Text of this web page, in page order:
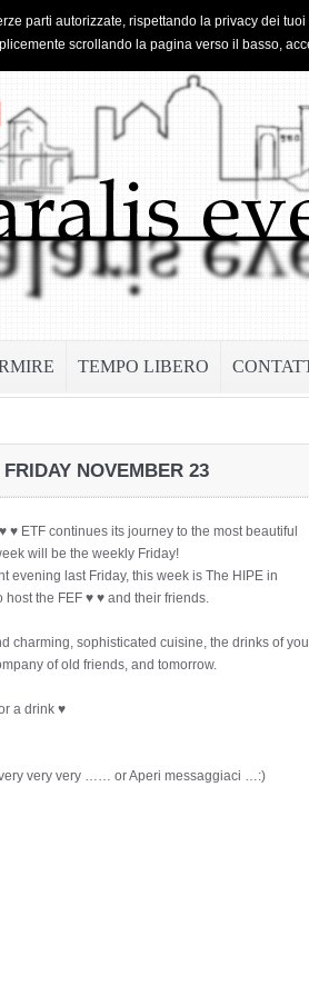
TEMPO LIBERO
NOVEMBER 23
♥ ETF continues its journey to the most beautiful
will be the weekly Friday!
evening last Friday, this week is The HIPE in
host the FEF ♥ ♥ and their friends.
charming, sophisticated cuisine, the drinks of
of old friends, and tomorrow.
a drink ♥
very very …… or Aperi messaggiaci …:)
parti autorizzate, rispettando la privacy dei
scrollando la pagina verso il basso,